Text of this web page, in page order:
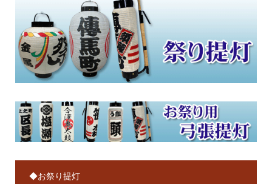
◆お祭り提灯